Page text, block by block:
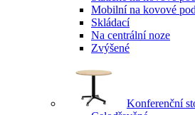
Mobilní na kovové
Skládací
Na centrální noze
Zvýšené
Konferenční